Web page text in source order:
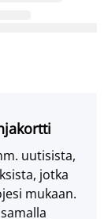
uutisista,
jotka
mukaan.